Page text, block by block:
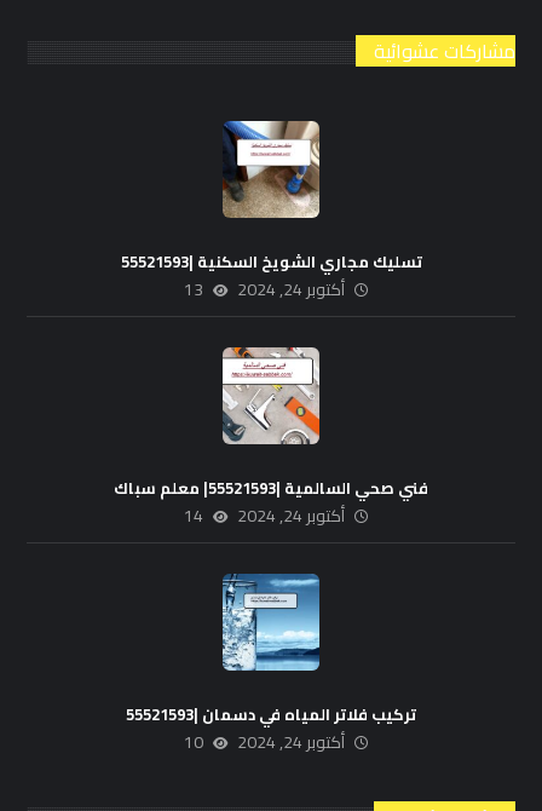
مشاركات عشوائية
تسليك مجاري الشويخ السكنية |55521593
أكتوبر 24, 2024 13
فني صحي السالمية |55521593| معلم سباك
أكتوبر 24, 2024 14
تركيب فلاتر المياه في دسمان |55521593
أكتوبر 24, 2024 10